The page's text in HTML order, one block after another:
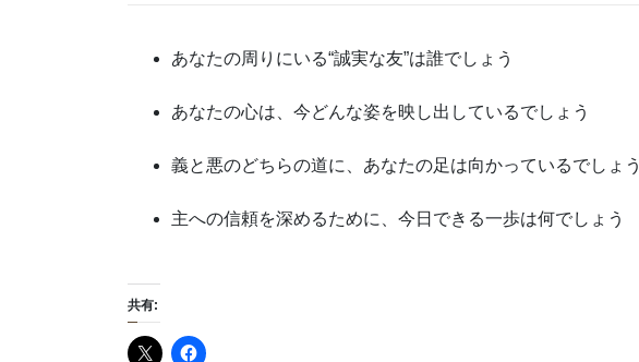
あなたの周りにいる“誠実な友”は誰でしょう
あなたの心は、今どんな姿を映し出しているでしょう
義と悪のどちらの道に、あなたの足は向かっているでしょう
主への信頼を深めるために、今日できる一歩は何でしょう
共有: